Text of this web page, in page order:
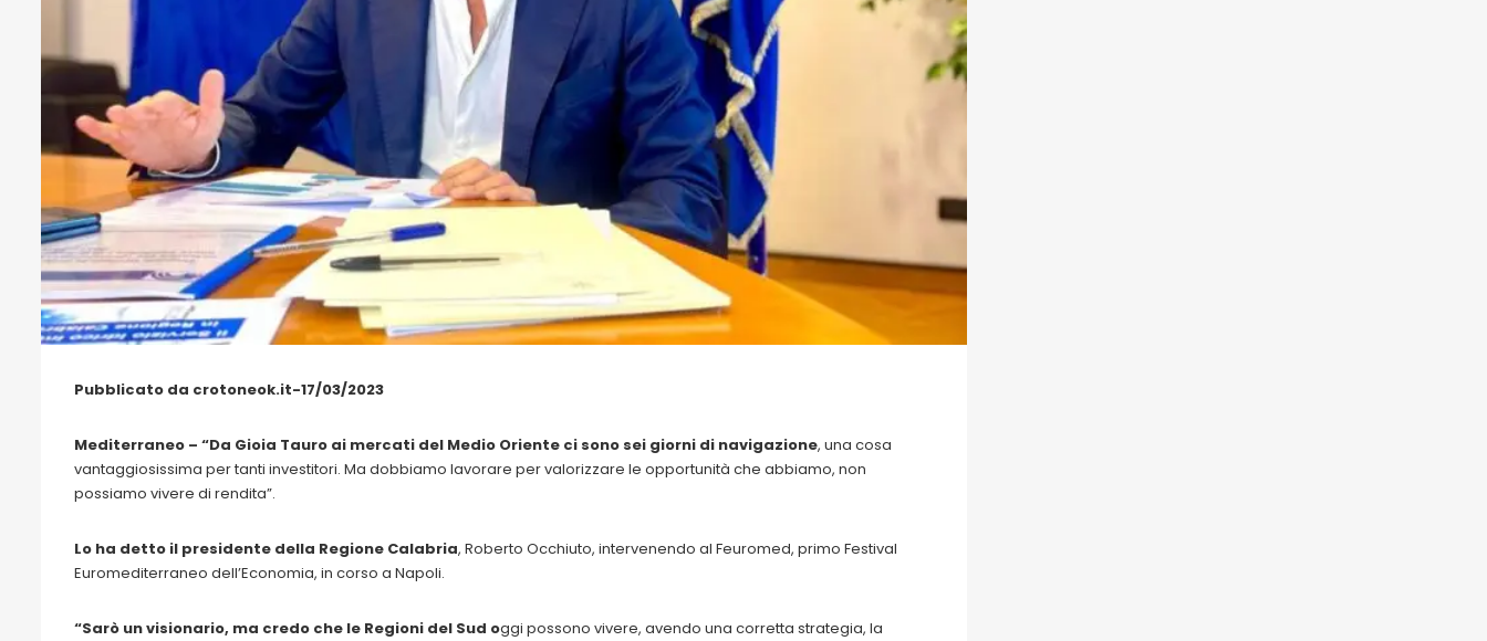
Pubblicato da crotoneok.it-17/03/2023
Mediterraneo – “Da Gioia Tauro ai mercati del Medio Oriente ci sono sei giorni di navigazione, una cosa
vantaggiosissima per tanti investitori. Ma dobbiamo lavorare per valorizzare le opportunità che abbiamo, non
possiamo vivere di rendita”.
Lo ha detto il presidente della Regione Calabria, Roberto Occhiuto, intervenendo al Feuromed, primo Festival
Euromediterraneo dell’Economia, in corso a Napoli.
“Sarò un visionario, ma credo che le Regioni del Sud oggi possono vivere, avendo una corretta strategia, la